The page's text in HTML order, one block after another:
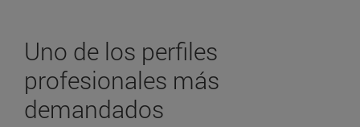
Uno de los perfiles
profesionales más
demandados